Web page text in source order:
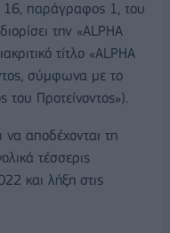
16, παράγραφος 1, του
την «ALPHA
τίτλο «ALPHA
σύμφωνα με το
Προτείνοντος»).
να αποδέχονται τη
τέσσερις
και λήξη στις